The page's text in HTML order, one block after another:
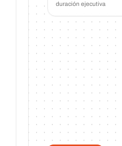
duración ejecutiva